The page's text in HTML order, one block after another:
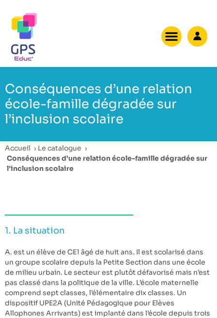
Conséquences d’une relation
école-famille dégradée sur
l’inclusion scolaire
Accueil › Le catalogue ›
Conséquences d’une relation école-famille dégradée sur
l’inclusion scolaire
1. La situation
A. est un élève de CE1 âgé de huit ans. Il est scolarisé dans
un groupe scolaire depuis la Petite Section dans une école
de milieu urbain. Le secteur est plutôt défavorisé mais n’est
pas classé dans la politique de la ville. L’école maternelle
comprend sept classes, l’élémentaire dix classes. Un
dispositif UPE2A (Unité Pédagogique pour Elèves
Allophones Arrivants) est implanté dans l’école depuis trois